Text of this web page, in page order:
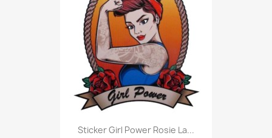
Sticker Girl Power Rosie La...